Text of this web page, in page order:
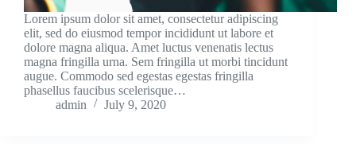
Lorem ipsum dolor sit amet, consectetur adipiscing
elit, sed do eiusmod tempor incididunt ut labore et
dolore magna aliqua. Amet luctus venenatis lectus
magna fringilla urna. Sem fringilla ut morbi tincidunt
augue. Commodo sed egestas egestas fringilla
phasellus faucibus scelerisque…
admin
July 9, 2020